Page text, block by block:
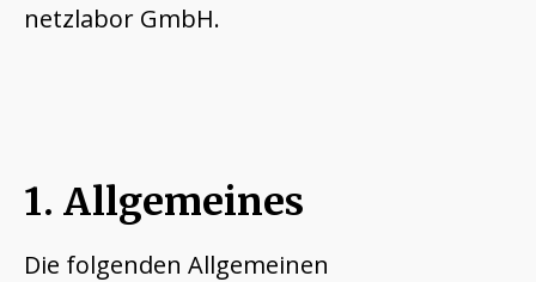
netzlabor GmbH.
1. Allgemeines
Die folgenden Allgemeinen